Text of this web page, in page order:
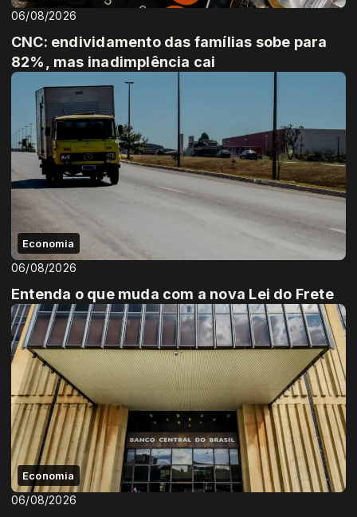
06/08/2026
CNC: endividamento das famílias sobe para
82%, mas inadimplência cai
Economia
06/08/2026
Entenda o que muda com a nova Lei do Frete
Economia
06/08/2026